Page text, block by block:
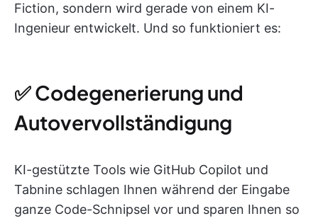
Fiction, sondern wird gerade von einem KI-
Ingenieur entwickelt. Und so funktioniert es:
✅ Codegenerierung und
Autovervollständigung
KI-gestützte Tools wie GitHub Copilot und
Tabnine schlagen Ihnen während der Eingabe
ganze Code-Schnipsel vor und sparen Ihnen so